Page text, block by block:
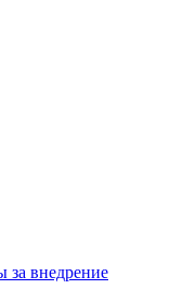
за внедрение